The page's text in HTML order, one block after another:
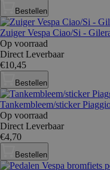
Bestellen
Zuiger Vespa Ciao/Si -
Op voorraad
Direct Leverbaar
€10,45
Bestellen
Tankembleem/sticker
Op voorraad
Direct Leverbaar
€4,70
Bestellen